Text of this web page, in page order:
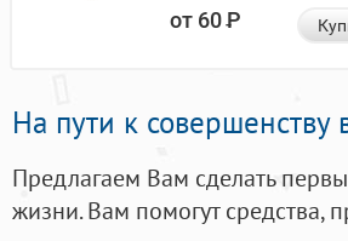
от 60Р
На пути к совершенству
Предлагаем Вам сделать
жизни. Вам помогут средства,